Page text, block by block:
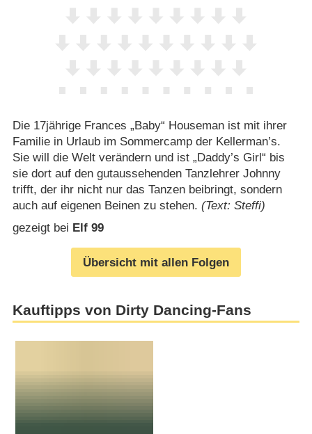
Die 17jährige Frances „Baby“ Houseman ist mit ihrer
Familie in Urlaub im Sommercamp der Kellerman’s.
Sie will die Welt verändern und ist „Daddy’s Girl“ bis
sie dort auf den gutaussehenden Tanzlehrer Johnny
trifft, der ihr nicht nur das Tanzen beibringt, sondern
auch auf eigenen Beinen zu stehen. (Text: Steffi)
gezeigt bei Elf 99
Übersicht mit allen Folgen
Kauftipps von Dirty Dancing-Fans